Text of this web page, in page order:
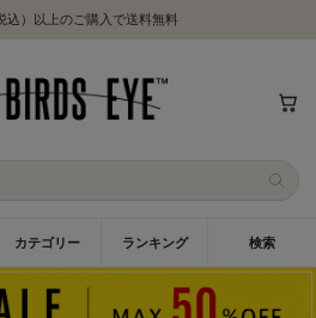
込）以上のご購入で送料無料
カテゴリー ランキング 検索